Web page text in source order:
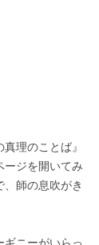
理のことば』
ジを開いてみ
師の息吹がき
ニーがいらっ